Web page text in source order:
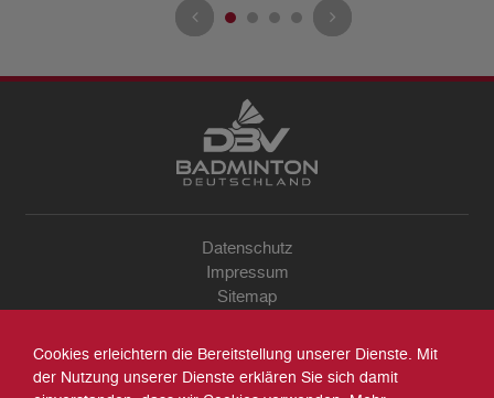
Datenschutz
Impressum
Sitemap
Archiv
Suche
Cookies erleichtern die Bereitstellung unserer Dienste. Mit
der Nutzung unserer Dienste erklären Sie sich damit